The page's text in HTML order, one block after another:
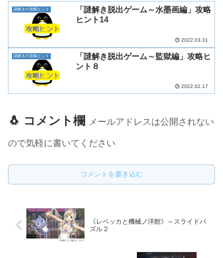
謎解きの攻略ヒント
「謎解き脱出ゲーム～水墨画編」攻略
ヒント14
2022.03.31
謎解きの攻略ヒント
「謎解き脱出ゲーム～監獄編」攻略ヒ
ント８
2022.02.17
🐧 コメント欄 メールアドレスは公開されない
ので気軽に書いてください
コメントを書き込む
《レベッカと機械ノ洋館》～スライドパ
ズル２